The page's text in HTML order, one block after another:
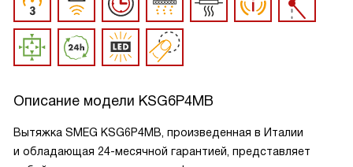
Описание модели KSG6P4MB
Вытяжка SMEG KSG6P4MB, произведенная в Италии
и обладающая 24-месячной гарантией, представляет